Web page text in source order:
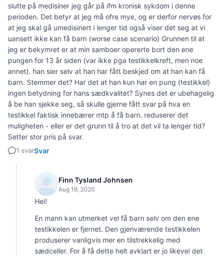
slutte på medisiner jeg går på ifm kronisk sykdom i denne
perioden. Det betyr at jeg må ofre mye, og er derfor nervøs for
at jeg skal gå umedisinert i lenger tid også viser det seg at vi
uansett ikke kan få barn (worse case scenario) Grunnen til at
jeg er bekymret er at min samboer opererte bort den ene
pungen for 13 år siden (var ikke pga testikkelkreft, men noe
annet). han sier selv at han har fått beskjed om at han kan få
barn. Stemmer det? Har det at han kun har en pung (testikkel)
ingen betydning for hans sædkvalitet? Synes det er ubehagelig
å be han sjekke seg, så skulle gjerne fått svar på hva en
testikkel faktisk innebærer mtp å få barn. reduserer det
muligheten - eller er det grunn til å tro at det vil ta lenger tid?
Setter stor pris på svar.
1 svarSvar
Finn Tysland Johnsen
Aug 19, 2020
Hei!
En mann kan utmerket vel få barn selv om den ene
testikkelen er fjernet. Den gjenværende testikkelen
produserer vanligvis mer en tilstrekkelig med
sædceller. For å få dette helt avklart er jo likevel det